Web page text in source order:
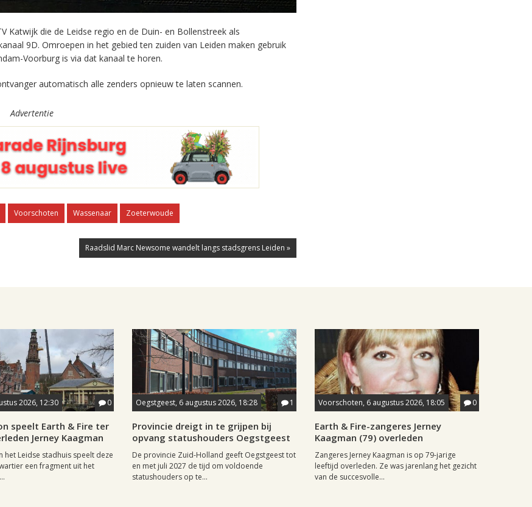
Katwijk die de Leidse regio en de Duin- en Bollenstreek als
9D. Omroepen in het gebied ten zuiden van Leiden maken gebruik
Voorburg is via dat kanaal te horen.
automatisch alle zenders opnieuw te laten scannen.
Advertentie
Voorschoten Wassenaar Zoeterwoude
Raadslid Marc Newsome wandelt langs stadsgrens Leiden »
2026, 12:30 0
speelt Earth & Fire ter
Jerney Kaagman
het Leidse stadhuis speelt deze
een fragment uit het
Oegstgeest, 6 augustus 2026, 18:28 1
Provincie dreigt in te grijpen bij
opvang statushouders Oegstgeest
De provincie Zuid-Holland geeft Oegstgeest tot
en met juli 2027 de tijd om voldoende
statushouders op te...
Voorschoten, 6 augustus 2026, 18:05 0
Earth & Fire-zangeres Jerney
Kaagman (79) overleden
Zangeres Jerney Kaagman is op 79-jarige
leeftijd overleden. Ze was jarenlang het gezicht
van de succesvolle...